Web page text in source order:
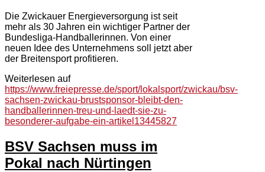
Die Zwickauer Energieversorgung ist seit
mehr als 30 Jahren ein wichtiger Partner der
Bundesliga-Handballerinnen. Von einer
neuen Idee des Unternehmens soll jetzt aber
der Breitensport profitieren.
Weiterlesen auf
https://www.freiepresse.de/sport/lokalsport/zwickau/bsv-
sachsen-zwickau-brustsponsor-bleibt-den-
handballerinnen-treu-und-laedt-sie-zu-
besonderer-aufgabe-ein-artikel13445827
BSV Sachsen muss im
Pokal nach Nürtingen